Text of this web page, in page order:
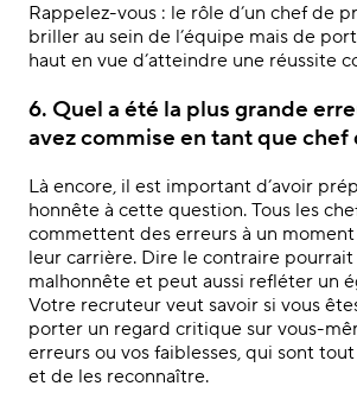
Rappelez-vous : le rôle d’un chef de
briller au sein de l’équipe mais de
haut en vue d’atteindre une réussite
6. Quel a été la plus grande
avez commise en tant que chef
Là encore, il est important d’avoir
honnête à cette question. Tous les
commettent des erreurs à un
leur carrière. Dire le contraire
malhonnête et peut aussi refléter un
Votre recruteur veut savoir si vous
porter un regard critique sur vous-
erreurs ou vos faiblesses, qui sont
et de les reconnaître.